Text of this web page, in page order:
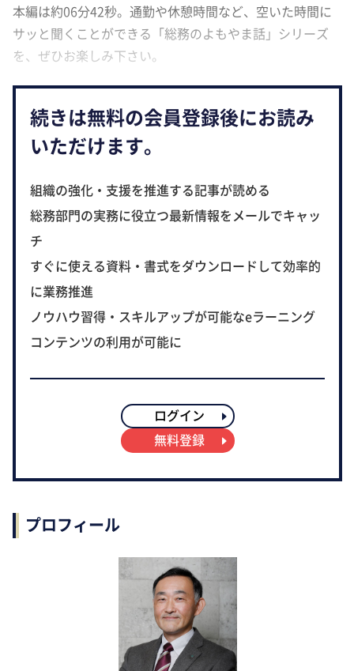
本編は約06分42秒。通勤や休憩時間など、空いた時間に
サッと聞くことができる「総務のよもやま話」シリーズ
を、ぜひお楽しみ下さい。
続きは無料の会員登録後にお読み
いただけます。
組織の強化・支援を推進する記事が読める
総務部門の実務に役立つ最新情報をメールでキャッ
チ
すぐに使える資料・書式をダウンロードして効率的
に業務推進
ノウハウ習得・スキルアップが可能なeラーニング
コンテンツの利用が可能に
ログイン
無料登録
プロフィール